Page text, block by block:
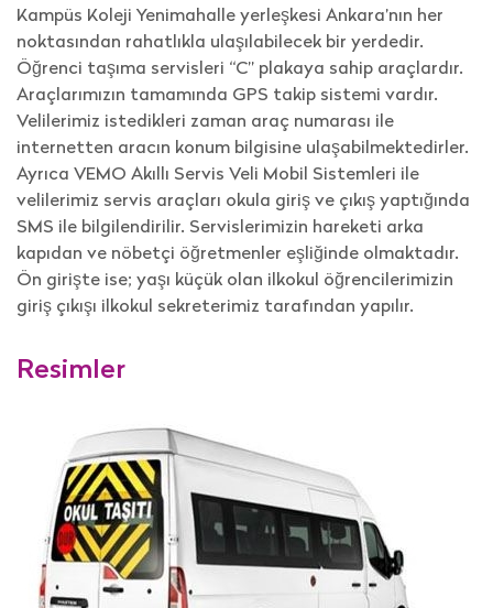
Kampüs Koleji Yenimahalle yerleşkesi Ankara’nın her
noktasından rahatlıkla ulaşılabilecek bir yerdedir.
Öğrenci taşıma servisleri “C” plakaya sahip araçlardır.
Araçlarımızın tamamında GPS takip sistemi vardır.
Velilerimiz istedikleri zaman araç numarası ile
internetten aracın konum bilgisine ulaşabilmektedirler.
Ayrıca VEMO Akıllı Servis Veli Mobil Sistemleri ile
velilerimiz servis araçları okula giriş ve çıkış yaptığında
SMS ile bilgilendirilir. Servislerimizin hareketi arka
kapıdan ve nöbetçi öğretmenler eşliğinde olmaktadır.
Ön girişte ise; yaşı küçük olan ilkokul öğrencilerimizin
giriş çıkışı ilkokul sekreterimiz tarafından yapılır.
Resimler